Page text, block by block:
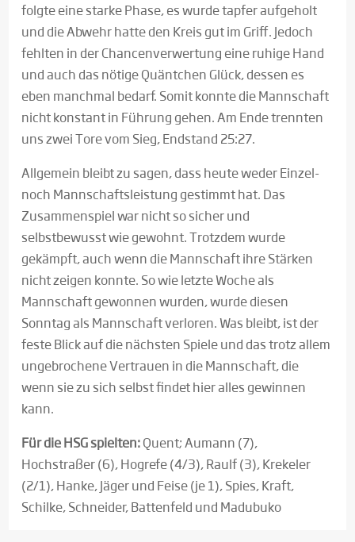
folgte eine starke Phase, es wurde tapfer aufgeholt
und die Abwehr hatte den Kreis gut im Griff. Jedoch
fehlten in der Chancenverwertung eine ruhige Hand
und auch das nötige Quäntchen Glück, dessen es
eben manchmal bedarf. Somit konnte die Mannschaft
nicht konstant in Führung gehen. Am Ende trennten
uns zwei Tore vom Sieg, Endstand 25:27.
Allgemein bleibt zu sagen, dass heute weder Einzel-
noch Mannschaftsleistung gestimmt hat. Das
Zusammenspiel war nicht so sicher und
selbstbewusst wie gewohnt. Trotzdem wurde
gekämpft, auch wenn die Mannschaft ihre Stärken
nicht zeigen konnte. So wie letzte Woche als
Mannschaft gewonnen wurden, wurde diesen
Sonntag als Mannschaft verloren. Was bleibt, ist der
feste Blick auf die nächsten Spiele und das trotz allem
ungebrochene Vertrauen in die Mannschaft, die
wenn sie zu sich selbst findet hier alles gewinnen
kann.
Für die HSG spielten:Quent; Aumann (7),
Hochstraßer (6), Hogrefe (4/3), Raulf (3), Krekeler
(2/1), Hanke, Jäger und Feise (je 1), Spies, Kraft,
Schilke, Schneider, Battenfeld und Madubuko